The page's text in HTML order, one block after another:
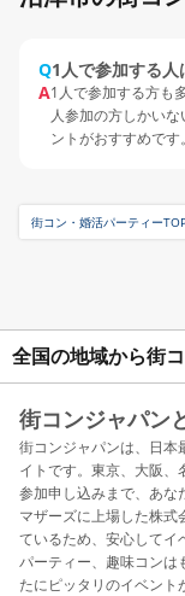
Q1人で参加する人
A1人で参加する方も
人参加の方しかい
ントがおすすめです。
街コン・婚活パーティー
全国の地域から街
街コンジャパン
街コンジャパンは、日本
イトです。東京、大阪、
参加申し込みまで、あな
マザーズに上場した株式
ているため、安心してイ
パーティー、趣味コンは
たにピッタリのイベント